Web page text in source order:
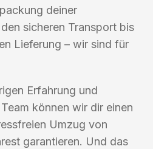
deiner
sicheren Transport bis
Lieferung – wir sind für
Erfahrung und
können wir dir einen
Umzug von
garantieren. Und das